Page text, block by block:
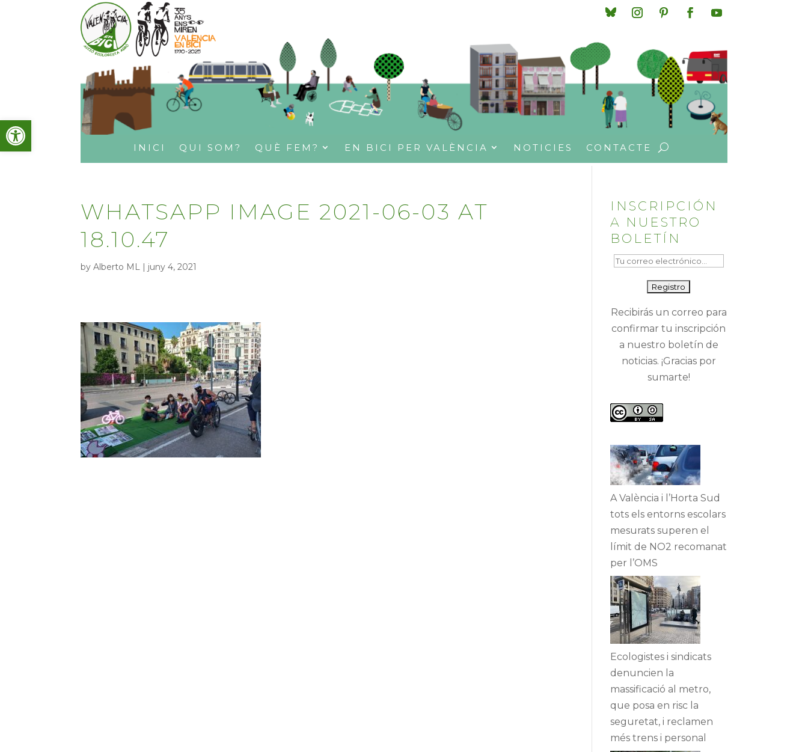
Obre la barra d'eines
INICI QUI SOM? QUÈ FEM? EN BICI PER VALÈNCIA NOTICIES CONTACTE
WHATSAPP IMAGE 2021-06-03 AT
18.10.47
byAlberto ML | juny 4, 2021
INSCRIPCIÓN
A NUESTRO
BOLETÍN
Recibirás un correo para
confirmar tu inscripción
a nuestro boletín de
noticias. ¡Gracias por
sumarte!
A València i l’Horta Sud
tots els entorns escolars
mesurats superen el
límit de NO2 recomanat
per l’OMS
Ecologistes i sindicats
denuncien la
massificació al metro,
que posa en risc la
seguretat, i reclamen
més trens i personal